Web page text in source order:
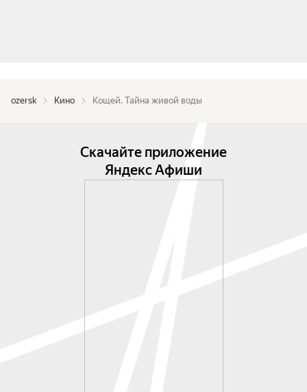
ozersk Кино Кощей. Тайна живой воды
Скачайте приложение
Яндекс Афиши